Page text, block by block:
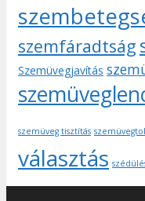
szemfáradtság
Szemüvegjavítás
szemüveg tisztítás
választás